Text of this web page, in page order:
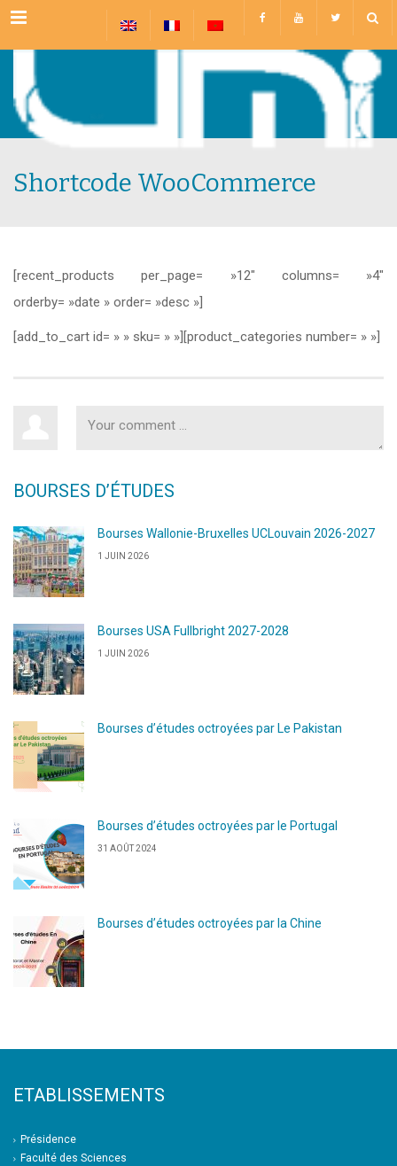
Menu
Shortcode WooCommerce
[recent_products per_page= »12″ columns= »4″
orderby= »date » order= »desc »]
[add_to_cart id= » » sku= » »][product_categories number= » »]
BOURSES D’ÉTUDES
Bourses Wallonie-Bruxelles UCLouvain 2026-2027
1 JUIN 2026
Bourses USA Fullbright 2027-2028
1 JUIN 2026
Bourses d’études octroyées par Le Pakistan
Bourses d’études octroyées par le Portugal
31 AOÛT 2024
Bourses d’études octroyées par la Chine
ETABLISSEMENTS
Présidence
Faculté des Sciences